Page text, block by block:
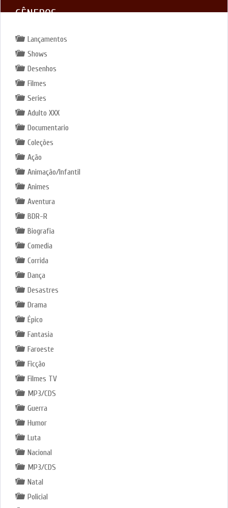
GÊNEROS
Lançamentos
Shows
Desenhos
Filmes
Series
Adulto XXX
Documentario
Coleções
Ação
Animação/Infantil
Animes
Aventura
BDR-R
Biografia
Comedia
Corrida
Dança
Desastres
Drama
Épico
Fantasia
Faroeste
Ficção
Filmes TV
MP3/CDS
Guerra
Humor
Luta
Nacional
MP3/CDS
Natal
Policial